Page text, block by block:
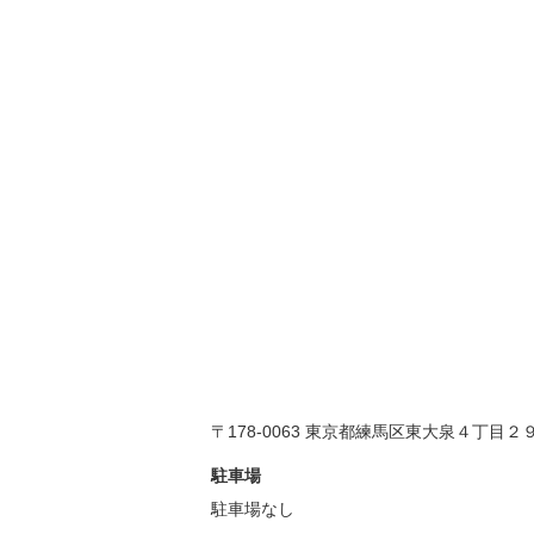
〒178-0063 東京都練馬区東大泉４丁目２
駐車場
駐車場なし